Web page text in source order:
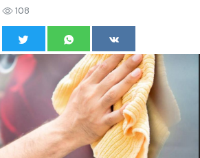
108